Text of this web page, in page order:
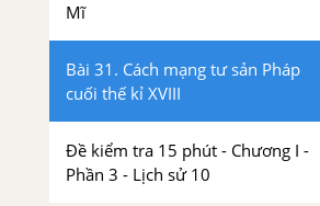
Mĩ
Bài 31. Cách mạng tư sản Pháp
cuối thế kỉ XVIII
Đề kiểm tra 15 phút - Chương I -
Phần 3 - Lịch sử 10